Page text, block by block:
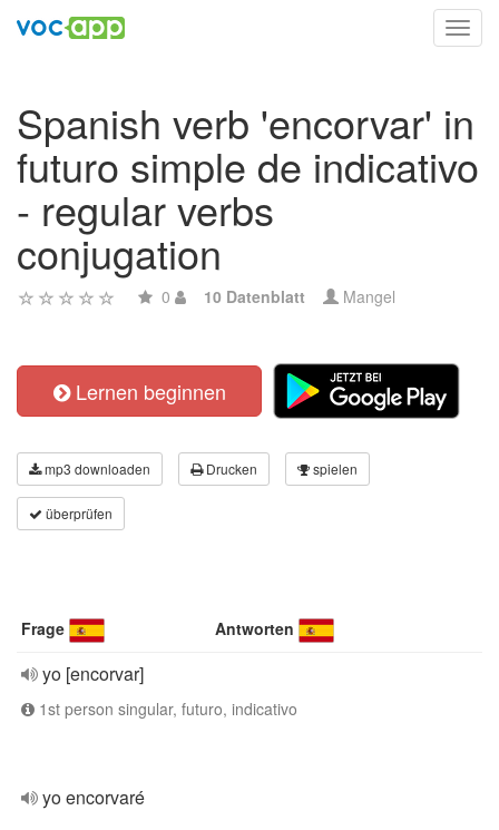
Spanish verb 'encorvar' in
futuro simple de indicativo
- regular verbs
conjugation
0 10 Datenblatt Mangel
Lernen beginnen
mp3 downloaden Drucken spielen
überprüfen
Frage Antworten
yo [encorvar]
1st person singular, futuro, indicativo
yo encorvaré